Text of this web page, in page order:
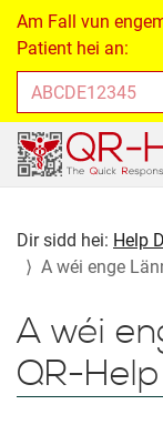
Am Fall vun
Patient hei an:
Dir sidd hei: Help
A wéi enge
A wéi
QR-